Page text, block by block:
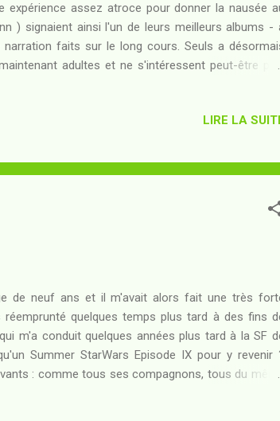
assez atroce pour donner la nausée
) signaient ainsi l'un de leurs meilleurs albums -
faits sur le long cours. Seuls a
adultes et ne s'intéressent peut-être plus
album constitue donc une occasion, pour
l'Empereur de Néosalem, ses co...
LIRE LA
de neuf ans et il m'avait alors fait une très
quelques temps plus tard à des fins
m'a conduit quelques années plus tard à la SF
Summer StarWars Episode IX pour y revenir
: comme tous ses compagnons, tous du